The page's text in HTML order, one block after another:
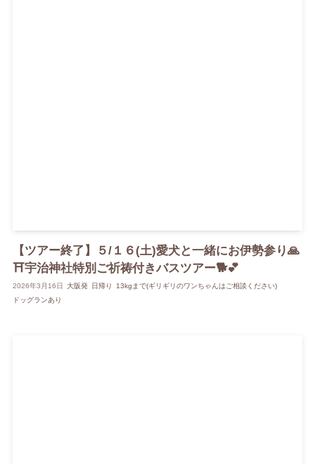
【ツアー終了】５/１６(土)愛犬と一緒にお伊勢参り🙏
⛩️宇治神社特別ご祈祷付きバスツアー🐕💕
2026年3月16日 大阪発 日帰り
13kgまで(ギリギリのワンちゃんはご相談ください)
ドッグランあり